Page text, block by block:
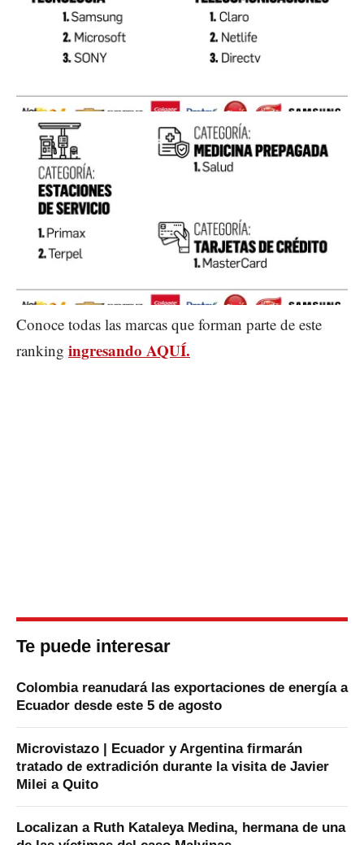
Conoce todas las marcas que forman parte de este
ranking ingresando AQUÍ.
Te puede interesar
Colombia reanudará las exportaciones de energía a
Ecuador desde este 5 de agosto
Microvistazo | Ecuador y Argentina firmarán
tratado de extradición durante la visita de Javier
Milei a Quito
Localizan a Ruth Kataleya Medina, hermana de una